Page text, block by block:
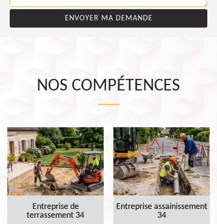
NOS COMPÉTENCES
Entreprise de
terrassement 34
Entreprise assainissement
34